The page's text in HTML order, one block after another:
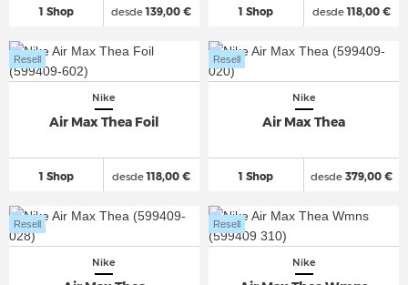
1 Shop desde139,00 € 1 Shop desde118,00 €
Nike
Air Max Thea Foil
1 Shop
Resell
desde118,00 €
Nike
Air Max Thea
1 Shop
Resell
desde379,00 €
Nike
Resell
Nike
Resell